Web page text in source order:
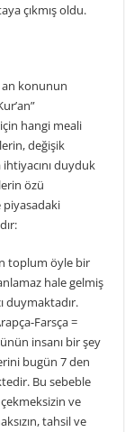
çıkmış oldu.
an konunun
hangi meali
değişik
duyduk
özü
piyasadaki
toplum öyle bir
hale gelmiş
duymaktadır.
Farsça =
insanı bir şey
bugün 7 den
Bu sebeble
çekmeksizin ve
tahsil ve